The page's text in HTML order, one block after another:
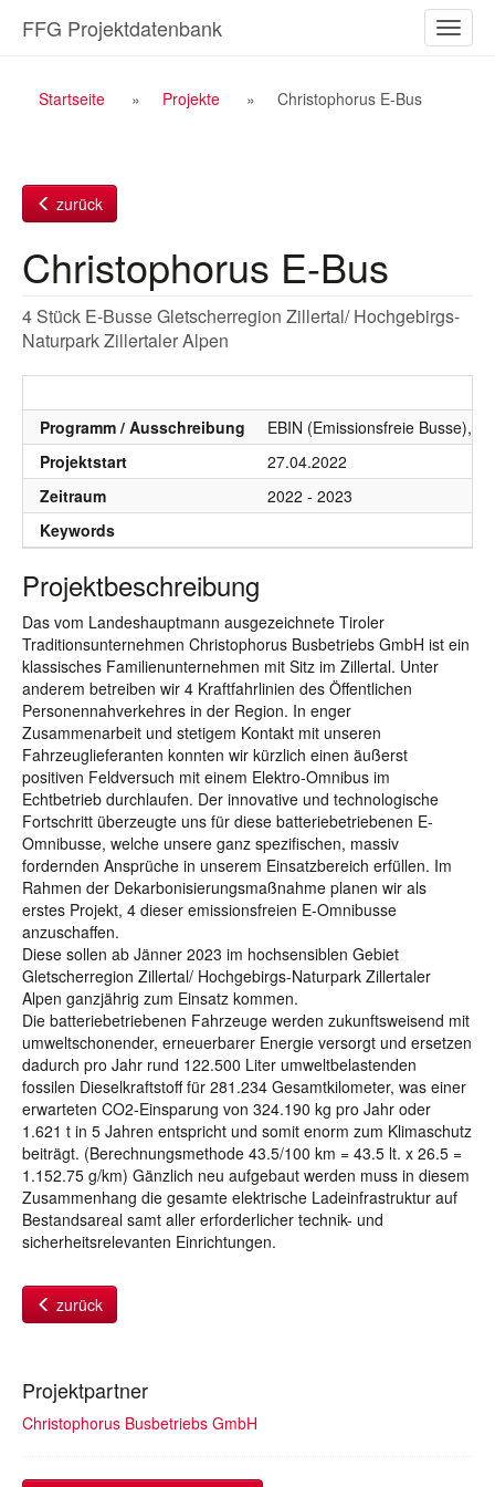
Inhalt
ein-/
FFG Projektdatenbank
Breadcrumb
Startseite Projekte Christophorus E-Bus
zurück
Christophorus E-Bus
4 Stück E-Busse Gletscherregion Zillertal/ Hochgebirgs-
Naturpark Zillertaler Alpen
Programm / Ausschreibung
EBIN (Emissionsfreie Busse),
Projektstart
27.04.2022
Zeitraum
2022 - 2023
Keywords
Projektbeschreibung
Das vom Landeshauptmann ausgezeichnete Tiroler
Traditionsunternehmen Christophorus Busbetriebs GmbH ist ein
klassisches Familienunternehmen mit Sitz im Zillertal. Unter
anderem betreiben wir 4 Kraftfahrlinien des Öffentlichen
Personennahverkehres in der Region. In enger
Zusammenarbeit und stetigem Kontakt mit unseren
Fahrzeuglieferanten konnten wir kürzlich einen äußerst
positiven Feldversuch mit einem Elektro-Omnibus im
Echtbetrieb durchlaufen. Der innovative und technologische
Fortschritt überzeugte uns für diese batteriebetriebenen E-
Omnibusse, welche unsere ganz spezifischen, massiv
fordernden Ansprüche in unserem Einsatzbereich erfüllen. Im
Rahmen der Dekarbonisierungsmaßnahme planen wir als
erstes Projekt, 4 dieser emissionsfreien E-Omnibusse
anzuschaffen.
Diese sollen ab Jänner 2023 im hochsensiblen Gebiet
Gletscherregion Zillertal/ Hochgebirgs-Naturpark Zillertaler
Alpen ganzjährig zum Einsatz kommen.
Die batteriebetriebenen Fahrzeuge werden zukunftsweisend mit
umweltschonender, erneuerbarer Energie versorgt und ersetzen
dadurch pro Jahr rund 122.500 Liter umweltbelastenden
fossilen Dieselkraftstoff für 281.234 Gesamtkilometer, was einer
erwarteten CO2-Einsparung von 324.190 kg pro Jahr oder
1.621 t in 5 Jahren entspricht und somit enorm zum Klimaschutz
beiträgt. (Berechnungsmethode 43.5/100 km = 43.5 lt. x 26.5 =
1.152.75 g/km) Gänzlich neu aufgebaut werden muss in diesem
Zusammenhang die gesamte elektrische Ladeinfrastruktur auf
Bestandsareal samt aller erforderlicher technik- und
sicherheitsrelevanten Einrichtungen.
zurück
Projektpartner
Christophorus Busbetriebs GmbH